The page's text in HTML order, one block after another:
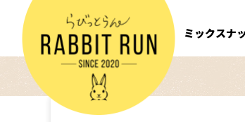
ミックスナ